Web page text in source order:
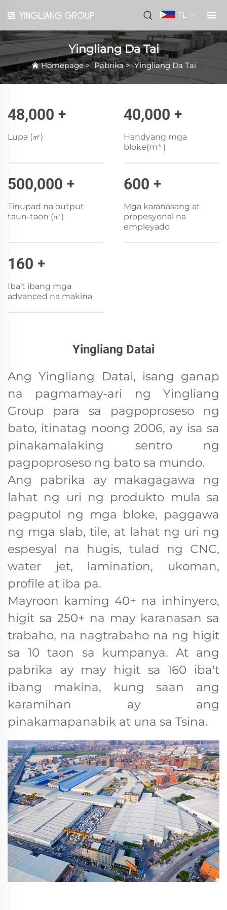
TL
Yingliang Da Tai
Homepage>Pabrika>Yingliang Da Tai
48,000 +
Lupa (㎡)
40,000 +
Handyang mga
bloke(m³ )
500,000 +
Tinupad na output
taun-taon (㎡)
600 +
Mga karanasang at
propesyonal na
empleyado
160 +
Iba't ibang mga
advanced na makina
Yingliang Datai
Ang Yingliang Datai, isang ganap
na pagmamay-ari ng Yingliang
Group para sa pagpoproseso ng
bato, itinatag noong 2006, ay isa sa
pinakamalaking sentro ng
pagpoproseso ng bato sa mundo.
Ang pabrika ay makagagawa ng
lahat ng uri ng produkto mula sa
pagputol ng mga bloke, paggawa
ng mga slab, tile, at lahat ng uri ng
espesyal na hugis, tulad ng CNC,
water jet, lamination, ukoman,
profile at iba pa.
Mayroon kaming 40+ na inhinyero,
higit sa 250+ na may karanasan sa
trabaho, na nagtrabaho na ng higit
sa 10 taon sa kumpanya. At ang
pabrika ay may higit sa 160 iba't
ibang makina, kung saan ang
karamihan ay ang
pinakamapanabik at una sa Tsina.